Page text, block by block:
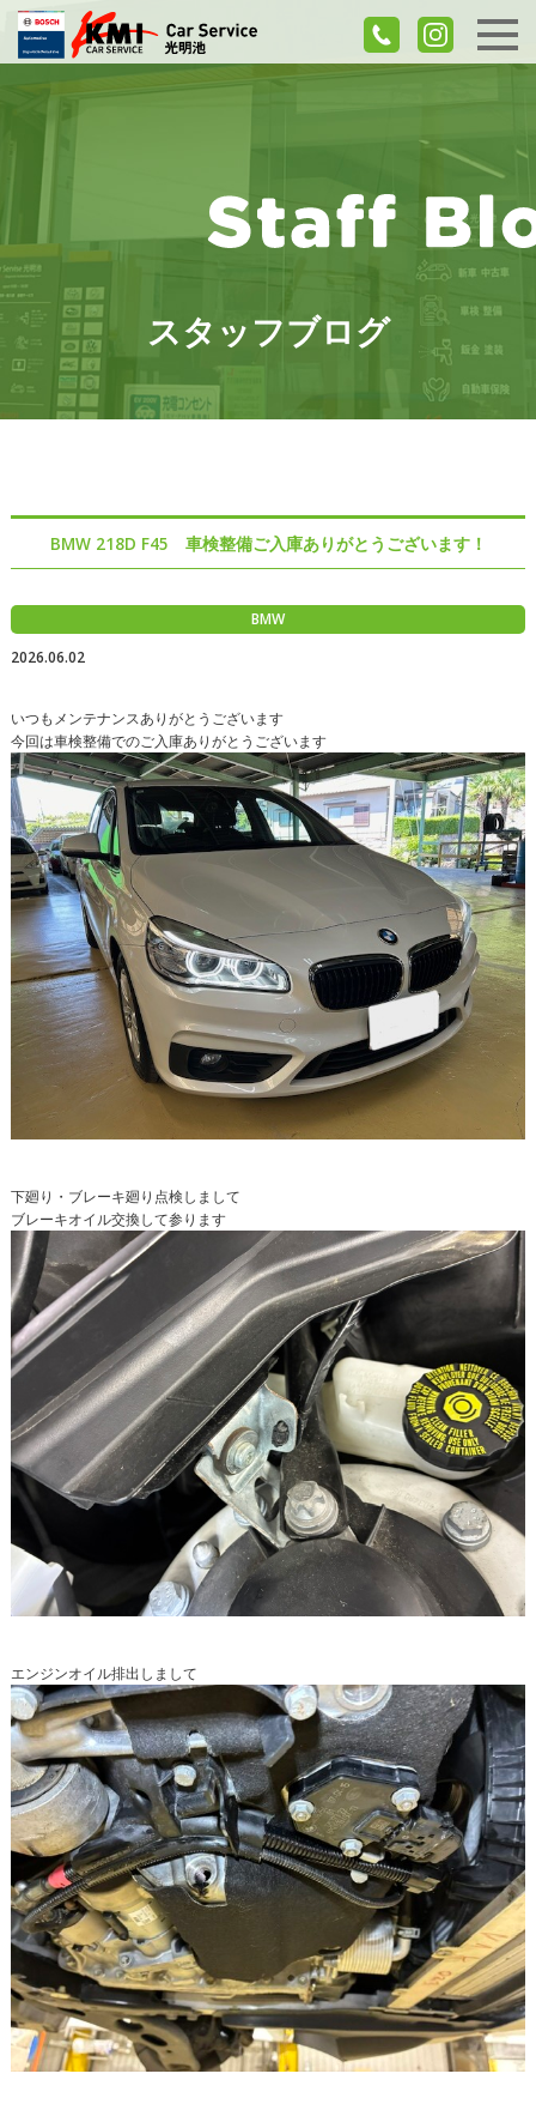
スタッフブログ
BMW 218D F45 車検整備ご入庫ありがとうございます！
BMW
2026.06.02
いつもメンテナンスありがとうございます
今回は車検整備でのご入庫ありがとうございます
下廻り・ブレーキ廻り点検しまして
ブレーキオイル交換して参ります
エンジンオイル排出しまして